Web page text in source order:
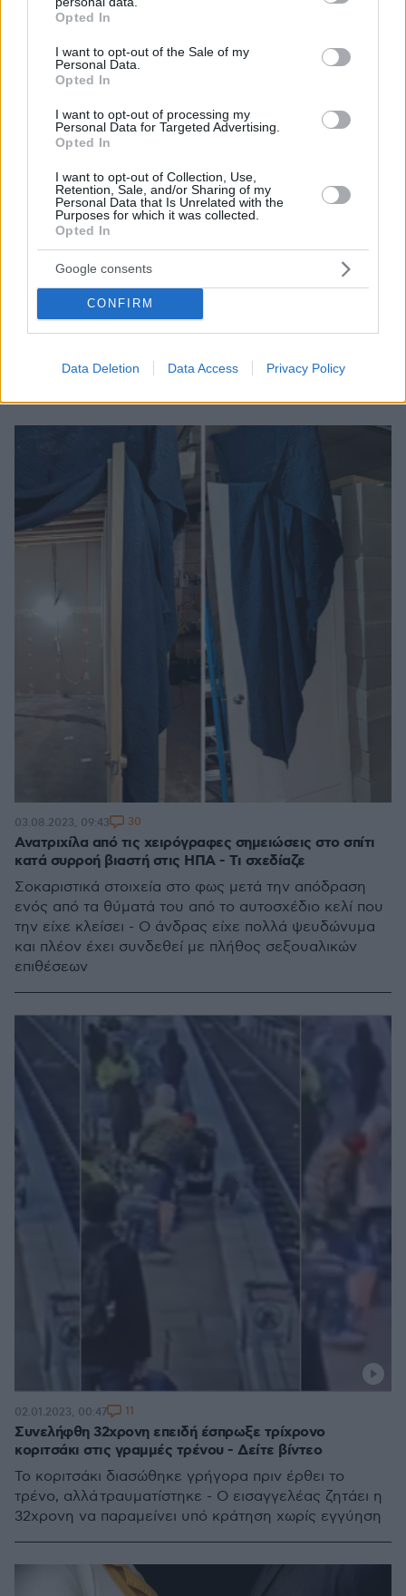
grant or deny consent to Google and its third-party tags to
use your data for below specified purposes in below Google
consent section.
Opted In
I want to opt-out of the Sale of my
Personal Data.
Opted In
I want to opt-out of processing my
Personal Data for Targeted Advertising.
Opted In
I want to opt-out of Collection, Use,
Retention, Sale, and/or Sharing of my
Personal Data that Is Unrelated with the
Purposes for which it was collected.
Opted In
Google consents
CONFIRM
Data Deletion Data Access Privacy Policy
Νικητής στο τζακ ποτ του Powerball στις ΗΠΑ κέρδισε
1,3 δισ. δολάρια
Πρόκειται για το 8ο μεγαλύτερο ποσό στην
αμερικανική ιστορία – Ο νικητής βρήκε τους έξι
αριθμούς με ένα δελτίο 2 δολαρίων
07.04.2024, 14:55 2
Ανατριχίλα από τις χειρόγραφες σημειώσεις στο σπίτι
κατά συρροή βιαστή στις ΗΠΑ - Τι σχεδίαζε
Σοκαριστικά στοιχεία στο φως μετά την απόδραση
ενός από τα θύματά του από το αυτοσχέδιο κελί που
την είχε κλείσει - Ο άνδρας είχε πολλά ψευδώνυμα
και πλέον έχει συνδεθεί με πλήθος σεξουαλικών
επιθέσεων
03.08.2023, 09:43 30
Συνελήφθη 32χρονη επειδή έσπρωξε τρίχρονο
κοριτσάκι στις γραμμές τρένου - Δείτε βίντεο
Το κοριτσάκι διασώθηκε γρήγορα πριν έρθει το
τρένο, αλλά τραυματίστηκε - Ο εισαγγελέας ζητάει η
32χρονη να παραμείνει υπό κράτηση χωρίς εγγύηση
02.01.2023, 00:47 11